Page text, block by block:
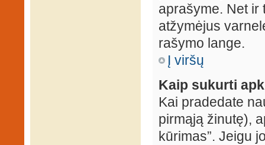
aprašyme. Net ir
atžymėjus
rašymo lange.
Į viršų
Kaip sukurti
Kai pradedate
pirmąją žinutę),
kūrimas”. Jeigu